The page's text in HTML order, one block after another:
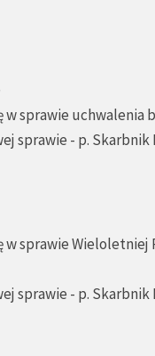
w sprawie uchwalenia
sprawie - p. Skarbnik
w sprawie
sprawie - p. Skarbnik